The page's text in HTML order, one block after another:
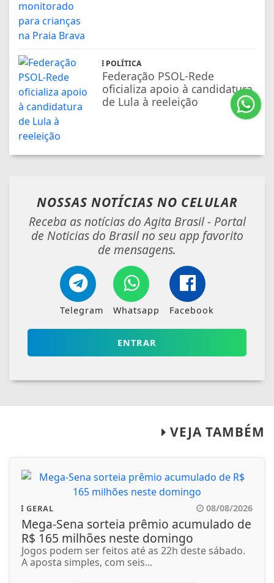
POLÍTICA
Federação PSOL-Rede
oficializa apoio à candidatura
de Lula à reeleição
NOSSAS NOTÍCIAS NO CELULAR
Receba as notícias do Agita Brasil - Portal
de Noticias do Brasil no seu app favorito
de mensagens.
Telegram Whatsapp Facebook
ENTRAR
VEJA TAMBÉM
GERAL 08/08/2026
Mega-Sena sorteia prêmio acumulado de
R$ 165 milhões neste domingo
Jogos podem ser feitos até as 22h deste sábado.
A aposta simples, com seis...